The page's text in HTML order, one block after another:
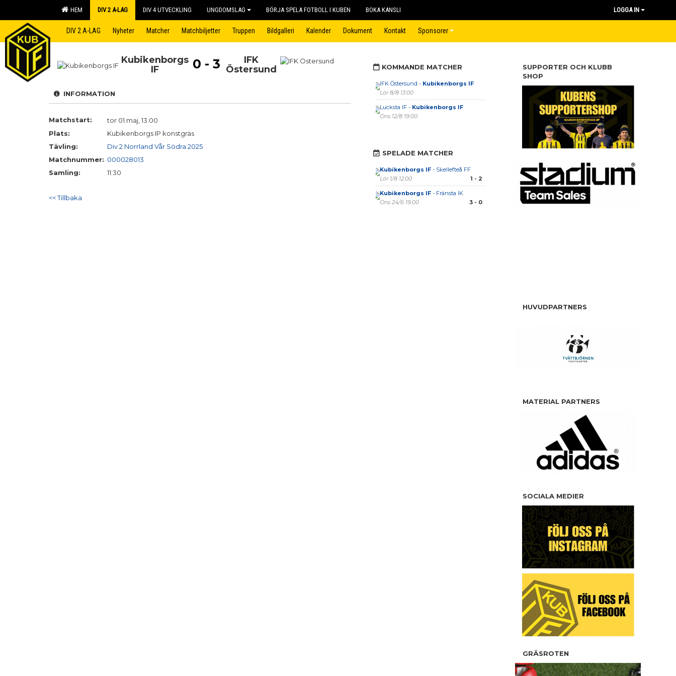
HEM DIV 2 A-LAG DIV 4 UTVECKLING UNGDOMSLAG BÖRJA SPELA FOTBOLL I KUBEN BOKA KANSLI LOGGA IN
DIV 2 A-LAG Nyheter Matcher Matchbiljetter Truppen Bildgalleri Kalender Dokument Kontakt Sponsorer
Kubikenborgs
IF
0 - 3
IFK
Östersund
INFORMATION
Matchstart:
tor 01 maj, 13:00
Plats:
Kubikenborgs IP konstgräs
Tävling:
Div 2 Norrland Vår Södra 2025
Matchnummer: 000028013
Samling:
11:30
<< Tillbaka
KOMMANDE MATCHER
IFK Östersund - Kubikenborgs IF
Lör 8/8 13:00
Lucksta IF - Kubikenborgs IF
Ons 12/8 19:00
SPELADE MATCHER
Kubikenborgs IF- Skellefteå FF
Lör 1/8 12:00
1 - 2
Kubikenborgs IF- Fränsta IK
Ons 24/6 19:00
3 - 0
SUPPORTER OCH KLUBB
SHOP
HUVUDPARTNERS
MATERIAL PARTNERS
SOCIALA MEDIER
GRÄSROTEN